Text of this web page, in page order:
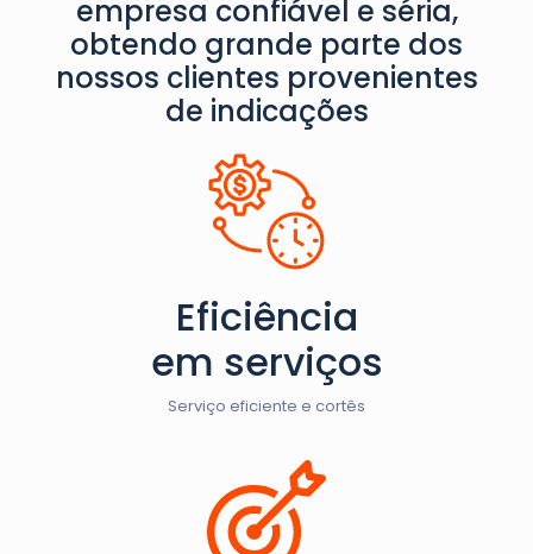
empresa confiável e séria,
obtendo grande parte dos
nossos clientes provenientes
de indicações
Eficiência
em serviços
Serviço eficiente e cortês